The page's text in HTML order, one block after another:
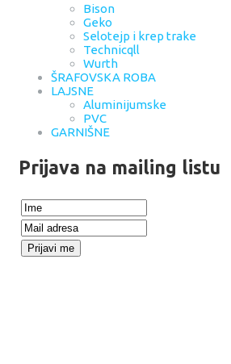
Bison
Geko
Selotejp i krep trake
Technicqll
Wurth
ŠRAFOVSKA ROBA
LAJSNE
Aluminijumske
PVC
GARNIŠNE
Prijava na mailing listu